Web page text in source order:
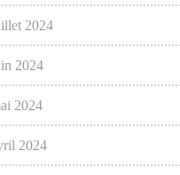
2024
2024
2024
2024